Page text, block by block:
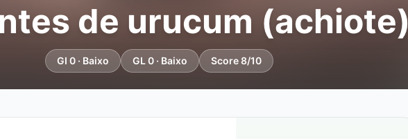
de urucum (achiote)
GI 0 · Baixo GL 0 · Baixo Score 8/10